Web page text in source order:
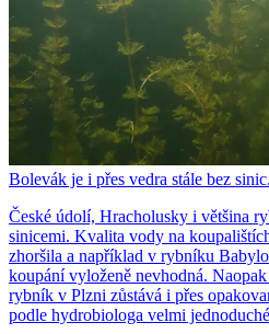
Bolevák je i přes vedra stále bez
České údolí, Hracholusky i většina
sinicemi. Kvalita vody na
zhoršila a například v rybníku
koupání vyloženě nevhodná.
rybník v Plzni zůstává i přes
podle hydrobiologa velmi